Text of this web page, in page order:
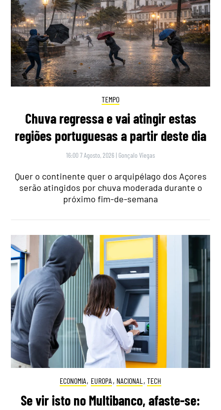
TEMPO
Chuva regressa e vai atingir estas
regiões portuguesas a partir deste dia
16:00 7 Agosto, 2026 | Gonçalo Viegas
Quer o continente quer o arquipélago dos Açores
serão atingidos por chuva moderada durante o
próximo fim-de-semana
ECONOMIA, EUROPA , NACIONAL , TECH
Se vir isto no Multibanco, afaste-se: